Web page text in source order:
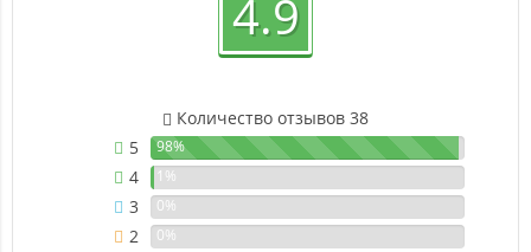
4.9
Количество отзывов 38
5
98%
4 1%
3 0%
2 0%